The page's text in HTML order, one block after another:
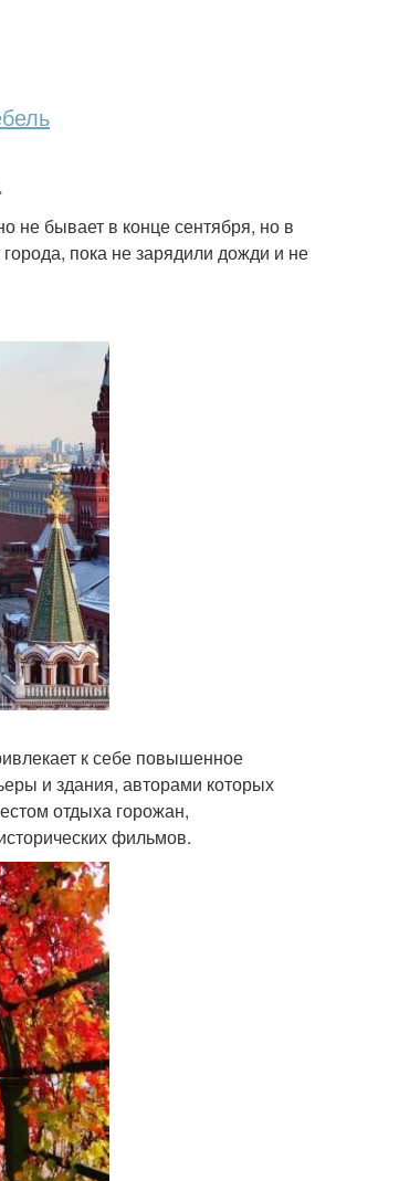
не бывает в конце сентября, но в
пока не зарядили дожди и не
к себе повышенное
и здания, авторами которых
отдыха горожан,
фильмов.